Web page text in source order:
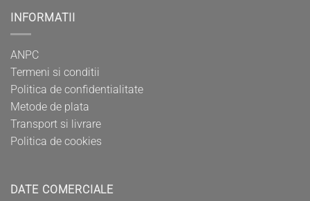
INFORMATII
ANPC
Termeni si conditii
Politica de confidentialitate
Metode de plata
Transport si livrare
Politica de cookies
DATE COMERCIALE